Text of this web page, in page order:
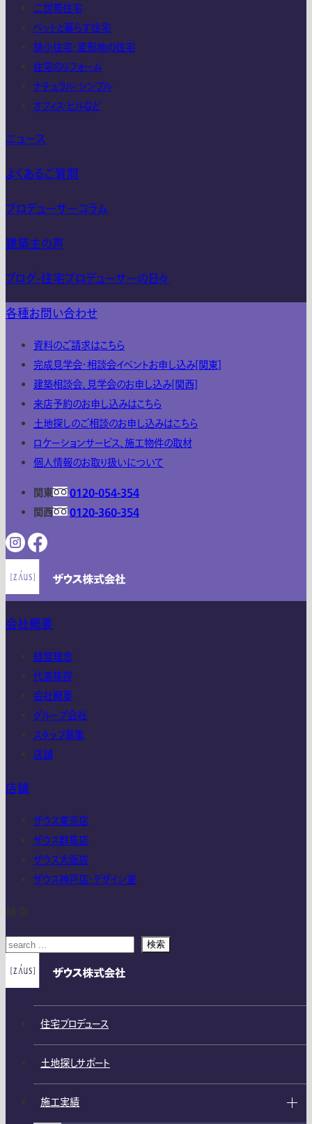
二世帯住宅
ペットと暮らす住宅
狭小住宅・変形地の住宅
住宅のリフォーム
ナチュラル・シンプル
オフィス・ビルなど
ニュース
よくあるご質問
プロデューサーコラム
建築主の声
ブログ-住宅プロデューサーの日々
各種お問い合わせ
資料のご請求はこちら
完成見学会・相談会イベントお申し込み[関東]
建築相談会、見学会のお申し込み[関西]
来店予約のお申し込みはこちら
土地探しのご相談のお申し込みはこちら
ロケーションサービス、施工物件の取材
個人情報のお取り扱いについて
関東
0120-054-354
関西
0120-360-354
会社概要
経営理念
代表挨拶
会社概要
グループ会社
スタッフ募集
店舗
店舗
ザウス東京店
ザウス群馬店
ザウス大阪店
ザウス神戸店・デザイン室
検索
住宅プロデュース
土地探しサポート
施工実績